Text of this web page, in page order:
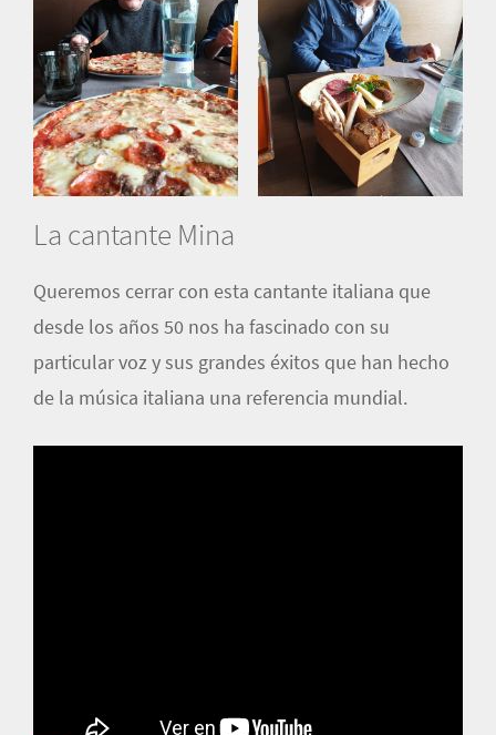
La cantante Mina
Queremos cerrar con esta cantante italiana que
desde los años 50 nos ha fascinado con su
particular voz y sus grandes éxitos que han hecho
de la música italiana una referencia mundial.